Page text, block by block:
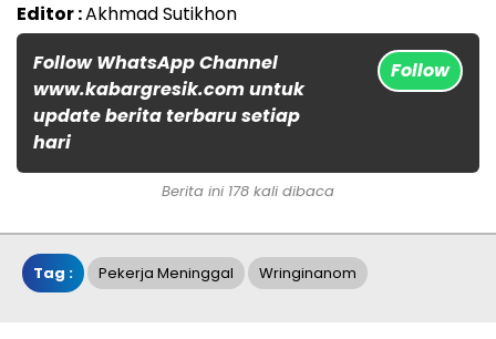
Editor :Akhmad Sutikhon
Follow WhatsApp Channel
www.kabargresik.com untuk
update berita terbaru setiap
hari
Follow
Berita ini 178 kali dibaca
Tag : Pekerja Meninggal Wringinanom